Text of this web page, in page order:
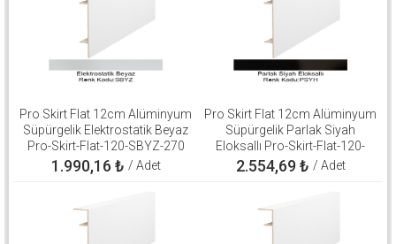
Pro Skirt Flat 12cm Alüminyum
Süpürgelik Elektrostatik Beyaz
Pro-Skirt-Flat-120-SBYZ-270
1.990,16 ₺ / Adet
Pro Skirt Flat 12cm Alüminyum
Süpürgelik Parlak Siyah
Eloksallı Pro-Skirt-Flat-120-
PSYH-270
2.554,69₺ / Adet